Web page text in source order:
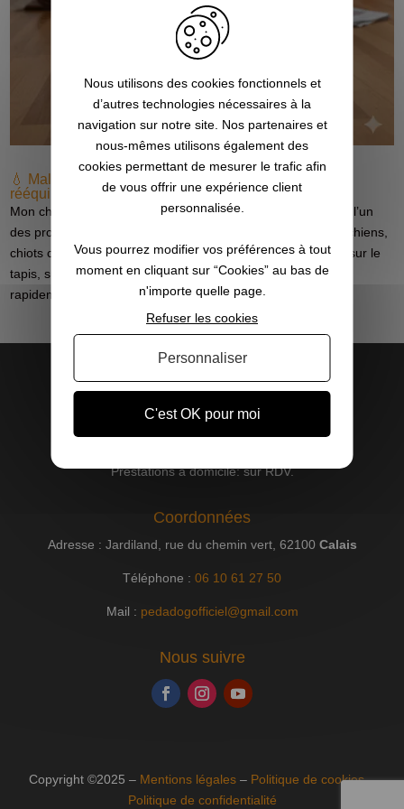
💧 Malpropreté du chien : comprendre, corriger et
rééquilibrer durablement
Mon chien n’est pas propre : que faire ? La malpropreté est l’un
des problèmes les plus fréquents chez les propriétaires de chiens,
chiots comme adultes.Faire ses besoins à l’intérieur, uriner sur le
tapis, sur le canapé, ou même dans son panier… peut
rapidement...
Horaires
Prestations à domicile: sur RDV.
Coordonnées
Adresse : Jardiland, rue du chemin vert, 62100 Calais
Téléphone : 06 10 61 27 50
Mail : pedadogofficiel@gmail.com
Nous suivre
Copyright ©2025 – Mentions légales – Politique de cookies–
Politique de confidentialité
Nous utilisons des cookies fonctionnels et
d’autres technologies nécessaires à la
navigation sur notre site. Nos partenaires et
nous-mêmes utilisons également des
cookies permettant de mesurer le trafic afin
de vous offrir une expérience client
personnalisée.
Vous pourrez modifier vos préférences à tout
moment en cliquant sur “Cookies” au bas de
n'importe quelle page.
C'est OK pour moi
Refuser les cookies
Personnaliser